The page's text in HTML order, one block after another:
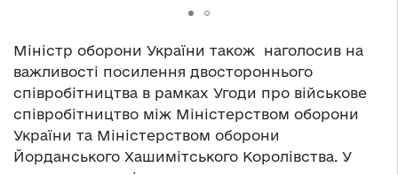
Міністр оборони України також наголосив на
важливості посилення двостороннього
співробітництва в рамках Угоди про військове
співробітництво між Міністерством оборони
України та Міністерством оборони
Йорданського Хашимітського Королівства. У